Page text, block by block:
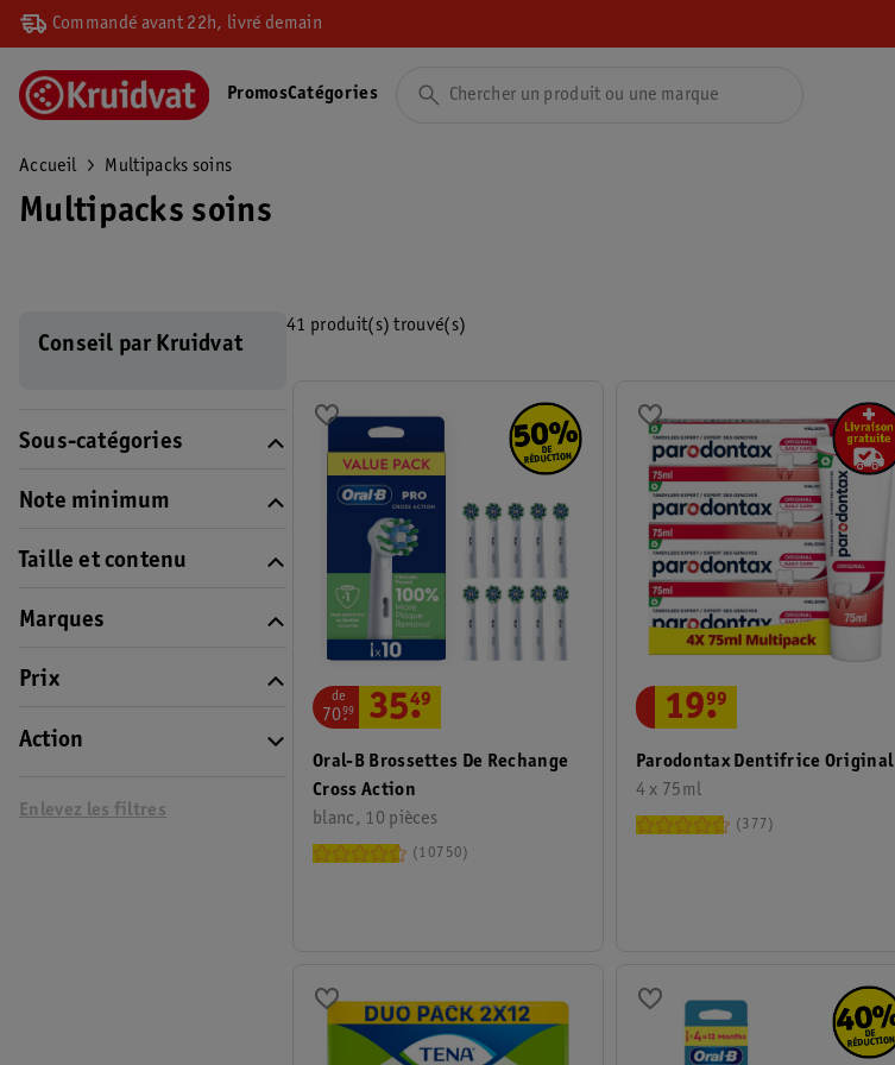
Commandé avant 22h, livré demain
PromosCatégories
Accueil Multipacks soins
Multipacks soins
Conseil par Kruidvat
Sous-catégories
Note minimum
Taille et contenu
Marques
Prix
Action
Enlevez les filtres
41 produit(s) trouvé(s)
Oral-B Brossettes De Rechange
Cross Action
blanc, 10 pièces
de
70.
99 35.
49
10750
Parodontax Dentifrice Original
4 x 75ml
19.
99
377